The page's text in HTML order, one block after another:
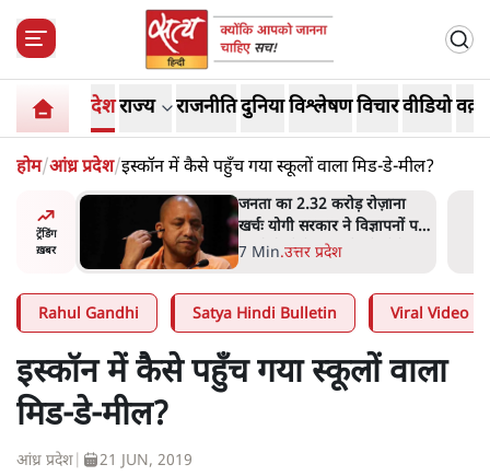
देशराज्य राजनीतिदुनियाविश्लेषणविचारवीडियो
होम/आंध्र प्रदेश/इस्कॉन में कैसे पहुँच गया स्कूलों वाला मिड-डे-मील?
ट्रेंडिंग
ख़बर
पर
उलटबांसीः राष्ट्र के चरित्र की मरम्मत
जारी है
11 Min.व्यंग्य/उलटबाँसी
Rahul Gandhi Satya Hindi Bulletin Viral Video
इस्कॉन में कैसे पहुँच गया स्कूलों वाला
मिड-डे-मील?
आंध्र प्रदेश 21 JUN, 2019